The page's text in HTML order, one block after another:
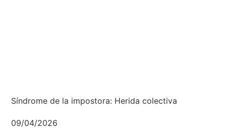
Síndrome de la impostora: Herida colectiva
09/04/2026